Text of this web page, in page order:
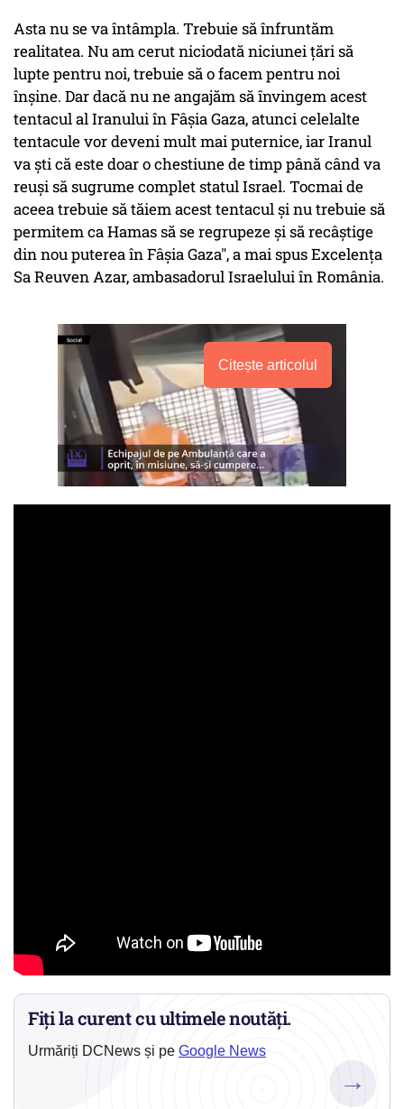
Asta nu se va întâmpla. Trebuie să înfruntăm
realitatea. Nu am cerut niciodată niciunei țări să
lupte pentru noi, trebuie să o facem pentru noi
înșine. Dar dacă nu ne angajăm să învingem acest
tentacul al Iranului în Fâșia Gaza, atunci celelalte
tentacule vor deveni mult mai puternice, iar Iranul
va ști că este doar o chestiune de timp până când va
reuși să sugrume complet statul Israel. Tocmai de
aceea trebuie să tăiem acest tentacul și nu trebuie să
permitem ca Hamas să se regrupeze și să recâștige
din nou puterea în Fâșia Gaza", a mai spus Excelența
Sa Reuven Azar, ambasadorul Israelului în România.
Citește articolul
Fiți la curent cu ultimele noutăți.
Urmăriți DCNews și pe Google News
→